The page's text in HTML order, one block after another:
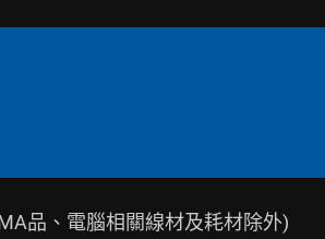
品、電腦相關線材及耗材除外)